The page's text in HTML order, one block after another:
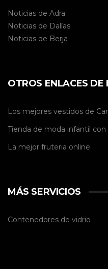
Noticias de Adra
Noticias de Dalías
Noticias de Berja
OTROS ENLACES DE
Los mejores vestidos de
Tienda de moda infantil con
La mejor fruteria online
MÁS SERVICIOS
Contenedores de vidrio